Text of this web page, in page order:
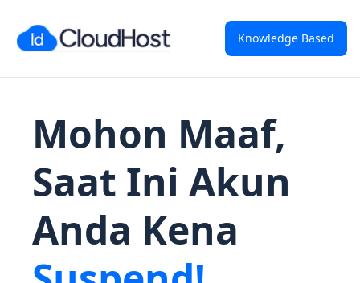
Knowledge Based
Mohon Maaf,
Saat Ini Akun
Anda Kena